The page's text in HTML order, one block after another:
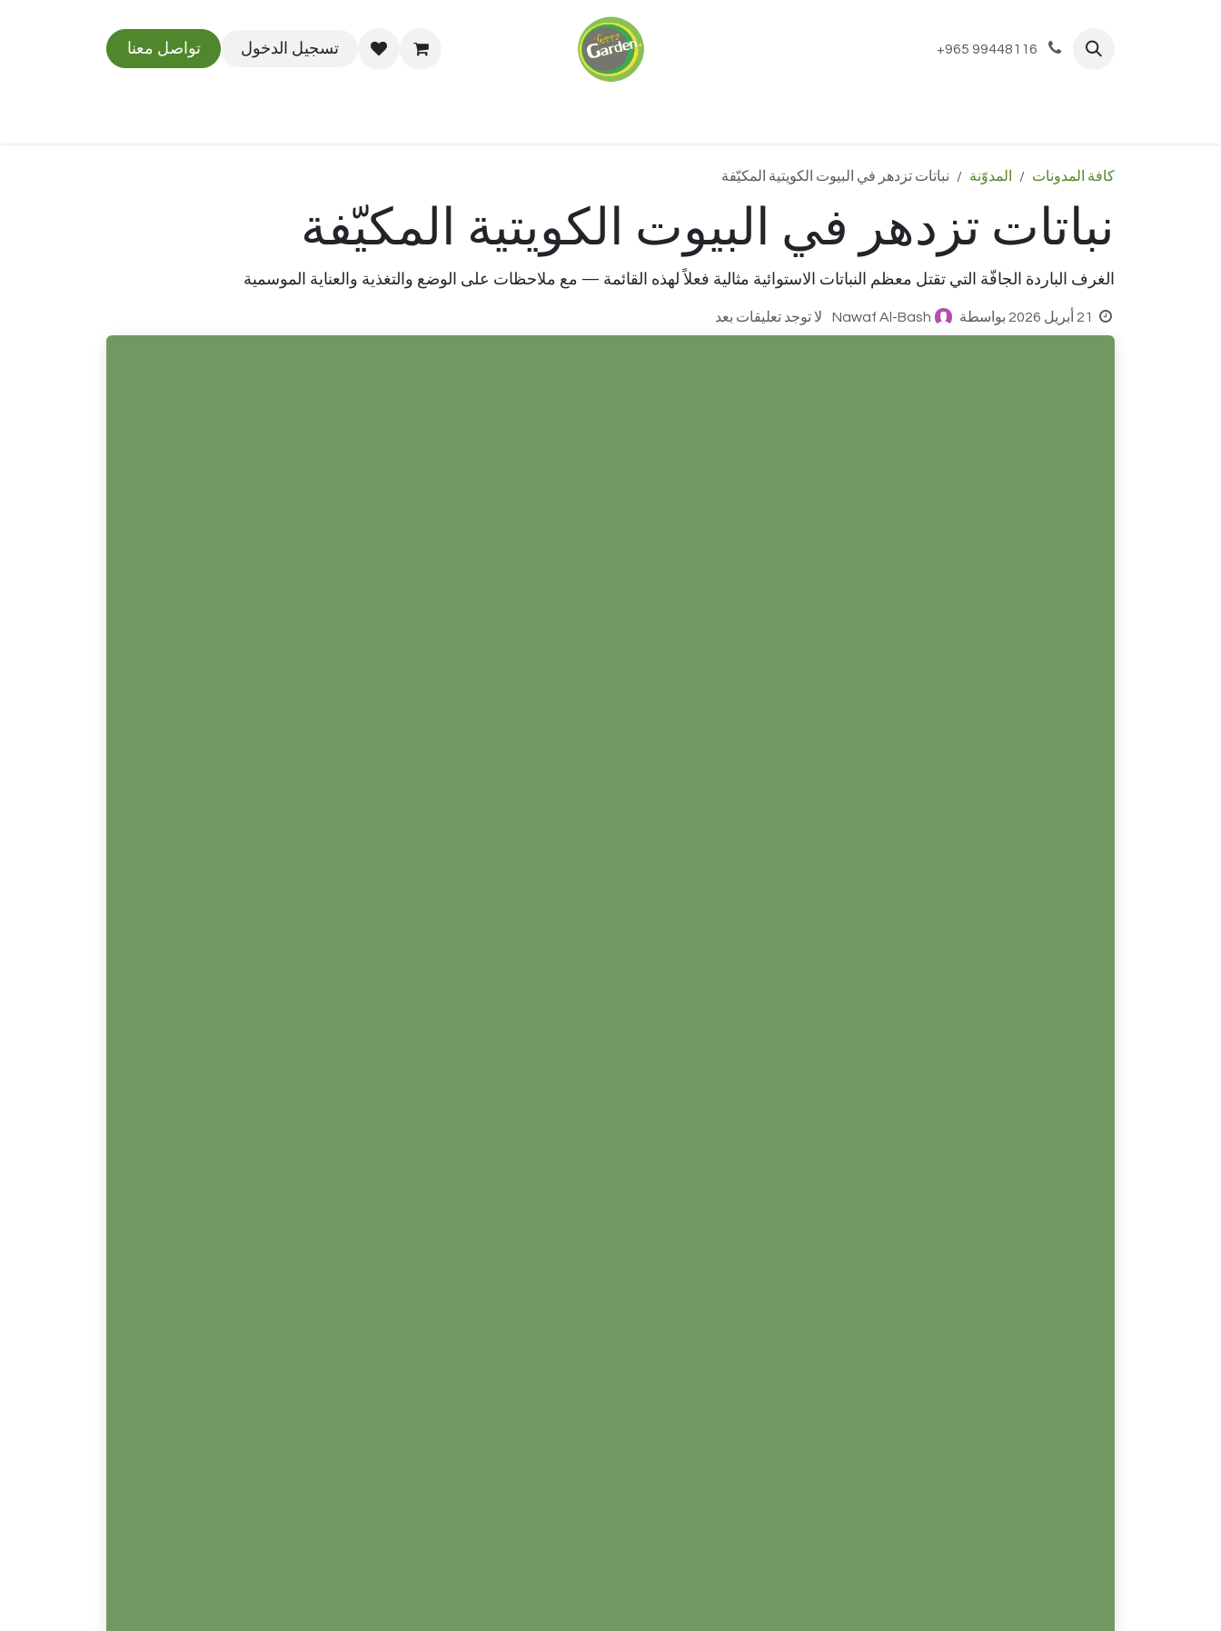
+965 99448116 تسجيل الدخول تواصل معنا
كافة المدونات المدوّنة نباتات تزدهر في البيوت الكويتية المكيّفة
نباتات تزدهر في البيوت الكويتية المكيّفة
الغرف الباردة الجافّة التي تقتل معظم النباتات الاستوائية مثالية فعلاً لهذه القائمة — مع ملاحظات على الوضع والتغذية والعناية الموسمية
21 أبريل 2026 بواسطة Nawaf Al-Bash لا توجد تعليقات بعد